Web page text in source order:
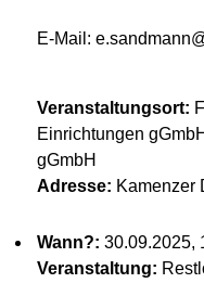
E-Mail:
Veranstaltungsort:
Einrichtungen
gGmbH
Adresse: Kamenzer
Wann?: 30.09.2025,
Veranstaltung: